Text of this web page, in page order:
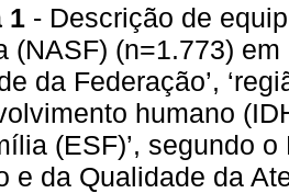
1 - Descrição de
(NASF) (n=1.773)
da Federação’,
humano
(ESF)’, segundo
e da Qualidade da